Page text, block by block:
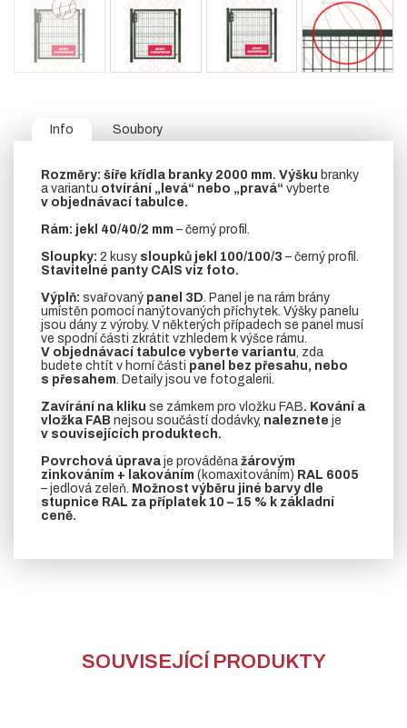
Info Soubory
Rozměry: šíře křídla branky 2000 mm. Výšku branky
a variantu otvírání „levá“ nebo „pravá“ vyberte
v objednávací tabulce.
Rám: jekl 40/40/2 mm – černý profil.
Sloupky: 2 kusy sloupků jekl 100/100/3 – černý profil.
Stavitelné panty CAIS viz foto.
Výplň: svařovaný panel 3D. Panel je na rám brány
umístěn pomocí nanýtovaných příchytek. Výšky panelu
jsou dány z výroby. V některých případech se panel musí
ve spodní části zkrátit vzhledem k výšce rámu.
V objednávací tabulce vyberte variantu, zda
budete chtít v horní části panel bez přesahu, nebo
s přesahem. Detaily jsou ve fotogalerii.
Zavírání na kliku se zámkem pro vložku FAB. Kování a
vložka FAB nejsou součástí dodávky, naleznete je
v souvisejících produktech.
Povrchová úprava je prováděna žárovým
zinkováním + lakováním (komaxitováním) RAL 6005
– jedlová zeleň. Možnost výběru jiné barvy dle
stupnice RAL za příplatek 10 – 15 % k základní
ceně.
SOUVISEJÍCÍ PRODUKTY